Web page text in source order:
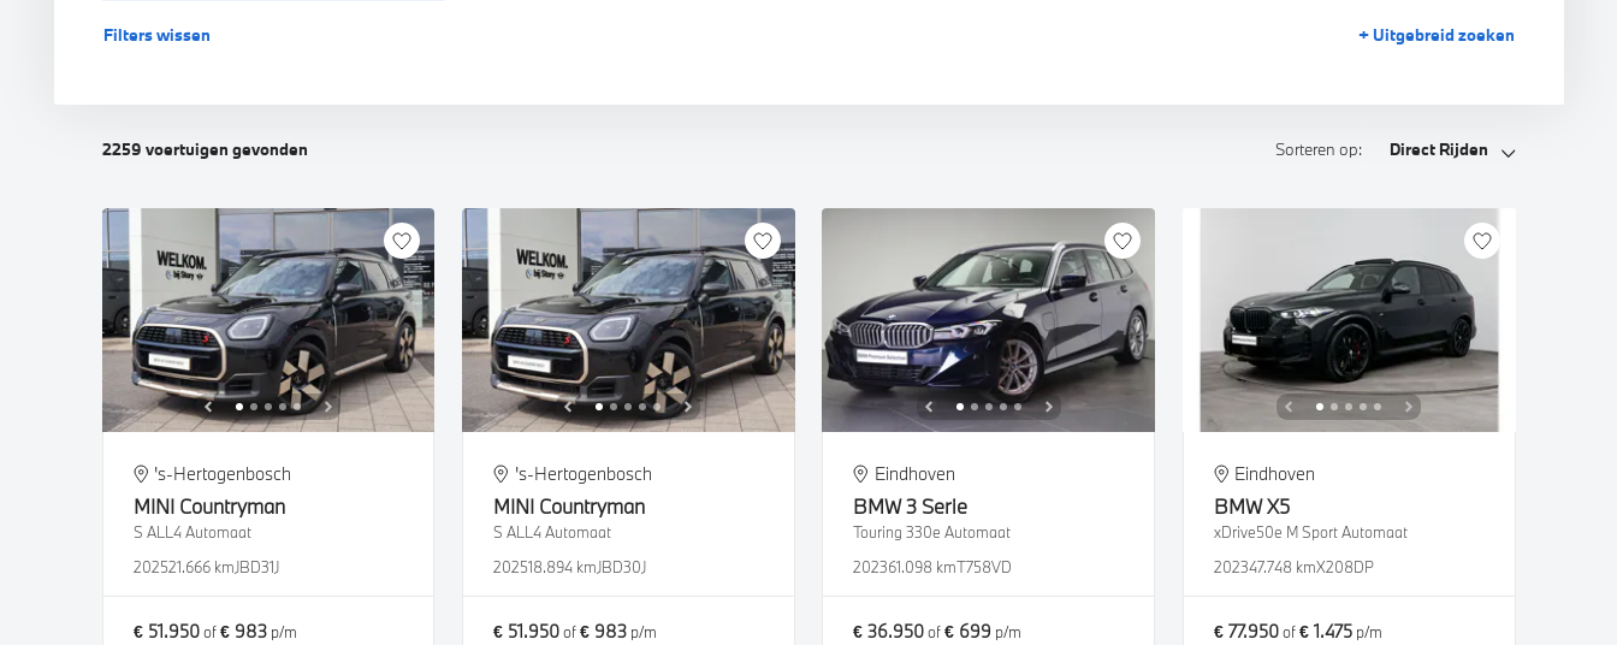
BMW i5 Touring
BMW i7 BMW iX
BMW M4 Coupé
BMW M4 Cabrio
BMW M5 Sedan
BMW M5 Touring
BMW M8 Cabrio
BMW X5M
BMW XM
BMW X4
Filters wissen + Uitgebreid zoeken
2259 voertuigen gevonden Sorteren op: Direct Rijden
's-Hertogenbosch
MINI Countryman
S ALL4 Automaat
202521.666 kmJBD31J
€ 51.950of€ 983p/m
's-Hertogenbosch
MINI Countryman
S ALL4 Automaat
202518.894 kmJBD30J
€ 51.950of€ 983p/m
Eindhoven
BMW3 Serie
Touring 330e Automaat
202361.098 kmT758VD
€ 36.950of€ 699 p/m
Eindhoven
BMW X5
xDrive50e M Sport Automaat
202347.748 kmX208DP
€ 77.950of€ 1.475p/m